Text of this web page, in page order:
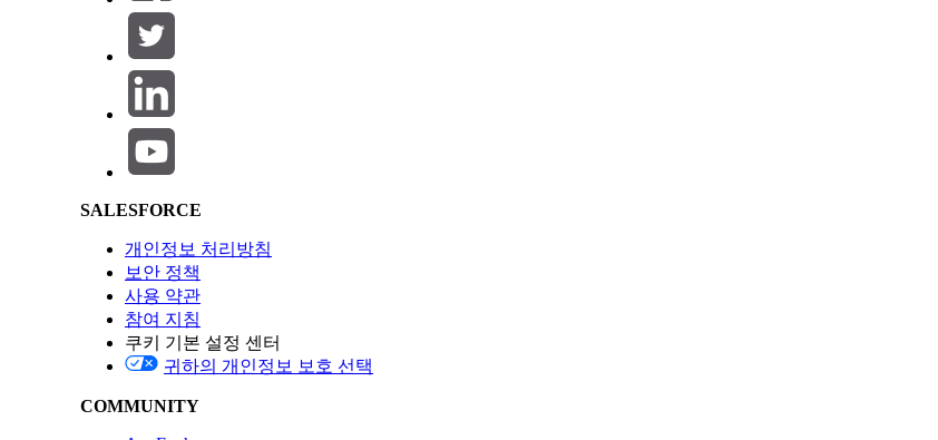
SALESFORCE
개인정보 처리방침
보안 정책
사용 약관
참여 지침
쿠키 기본 설정 센터
귀하의 개인정보 보호 선택
COMMUNITY
Salesforce Help | Article